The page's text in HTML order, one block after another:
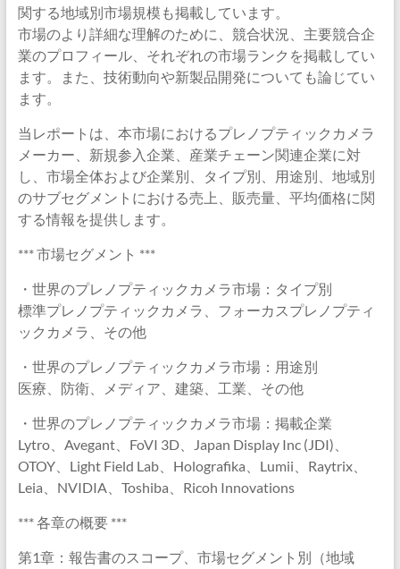
関する地域別市場規模も掲載しています。
市場のより詳細な理解のために、競合状況、主要競合企
業のプロフィール、それぞれの市場ランクを掲載してい
ます。また、技術動向や新製品開発についても論じてい
ます。
当レポートは、本市場におけるプレノプティックカメラ
メーカー、新規参入企業、産業チェーン関連企業に対
し、市場全体および企業別、タイプ別、用途別、地域別
のサブセグメントにおける売上、販売量、平均価格に関
する情報を提供します。
*** 市場セグメント ***
・世界のプレノプティックカメラ市場：タイプ別
標準プレノプティックカメラ、フォーカスプレノプティ
ックカメラ、その他
・世界のプレノプティックカメラ市場：用途別
医療、防衛、メディア、建築、工業、その他
・世界のプレノプティックカメラ市場：掲載企業
Lytro、Avegant、FoVI 3D、Japan Display Inc (JDI)、
OTOY、Light Field Lab、Holografika、Lumii、Raytrix、
Leia、NVIDIA、Toshiba、Ricoh Innovations
*** 各章の概要 ***
第1章：報告書のスコープ、市場セグメント別（地域